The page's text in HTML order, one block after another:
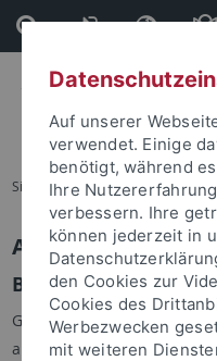
Direkt
zum
Inhalt
Direkt
zur
Fußleiste
Sie sind hier: Startseite
Anmelden
Benutzeranmeldung
Geben Sie Ihren
anzumelden:
Auf unserer
verwendet. Einige
benötigt, während
Ihre
verbessern. Ihre
können jederzeit in
den Cookies zur
Cookies des
Werbezwecken
mit weiteren